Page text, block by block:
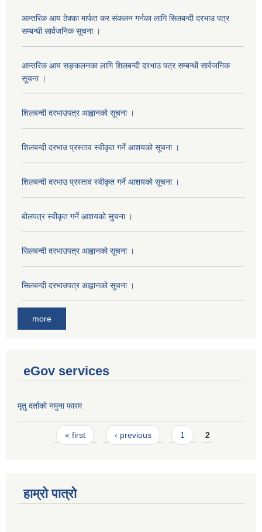
आन्तरिक आय ठेक्का मार्फत कर संकलन गर्नका लागि सिलबन्दी दरभाउ पत्र
सम्बन्धी सार्वजनिक सूचना ।
आन्तरिक आय सङ्कलनका लागि शिलबन्दी दरभाउ पत्र सम्बन्धी सार्वजनिक
सूचना ।
शिलबन्दी दरभाउपत्र आह्वानको सूचना ।
शिलबन्दी दरभाउ प्रस्ताव स्वीकृत गर्ने आशयको सूचना ।
शिलबन्दी दरभाउ प्रस्ताव स्वीकृत गर्ने आशयको सूचना ।
बोलपत्र स्वीकृत गर्ने आशयको सुचना ।
सिलबन्दी दरभाउपत्र आह्वानको सूचना ।
सिलबन्दी दरभाउपत्र आह्वानको सूचना ।
more
eGov services
मृतु दर्ताकाे नमुना फारम
Pages« first ‹ previous 1 2
हाम्रो पात्रो